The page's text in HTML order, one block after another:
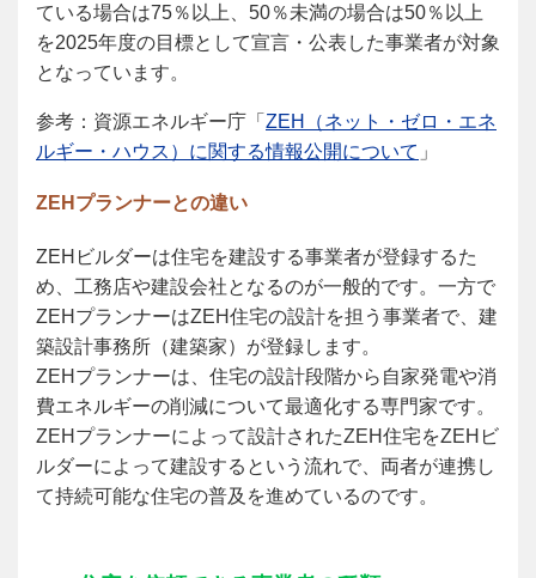
ている場合は75％以上、50％未満の場合は50％以上
を2025年度の目標として宣言・公表した事業者が対象
となっています。
参考：資源エネルギー庁「 ZEH
（ネット・ゼロ・エネ
ルギー・ハウス）に関する情報公開について 」
ZEH プランナーとの違い
ZEH ビルダーは住宅を建設する事業者が登録するた
め、工務店や建設会社となるのが一般的です。一方で
ZEHプランナーはZEH住宅の設計を担う事業者で、建
築設計事務所（建築家）が登録します。
ZEH プランナーは、住宅の設計段階から自家発電や消
費エネルギーの削減について最適化する専門家です。
ZEHプランナーによって設計されたZEH住宅をZEHビ
ルダーによって建設するという流れで、両者が連携し
て持続可能な住宅の普及を進めているのです。